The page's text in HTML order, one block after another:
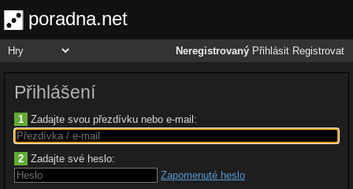
poradna.net
Neregistrovaný Přihlásit Registrovat
Přihlášení
1 Zadajte svou přezdívku nebo e-mail:
2 Zadajte své heslo:
Zapomenuté heslo